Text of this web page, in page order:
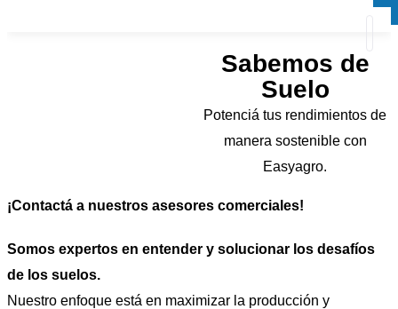
Sabemos de
Suelo
Potenciá tus rendimientos de
manera sostenible con
Easyagro.
¡Contactá a nuestros asesores comerciales!
Somos expertos en entender y solucionar los desafíos
de los suelos.
Nuestro enfoque está en maximizar la producción y
×
×